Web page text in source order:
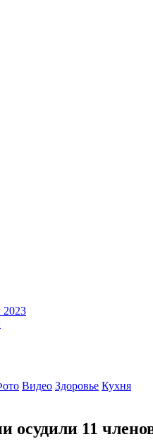
2023
Видео Здоровье Кухня
осудили 11